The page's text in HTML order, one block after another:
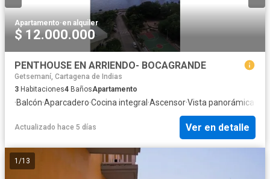
Apartamento·en alquiler
$ 12.000.000
PENTHOUSE EN ARRIENDO- BOCAGRANDE
Getsemaní, Cartagena de Indias
3 Habitaciones4 BañosApartamento
·Balcón·Aparcadero·Cocina integral ·Ascensor·Vista panorámica
Actualizado hace 5 días Ver en detalle
1 /13